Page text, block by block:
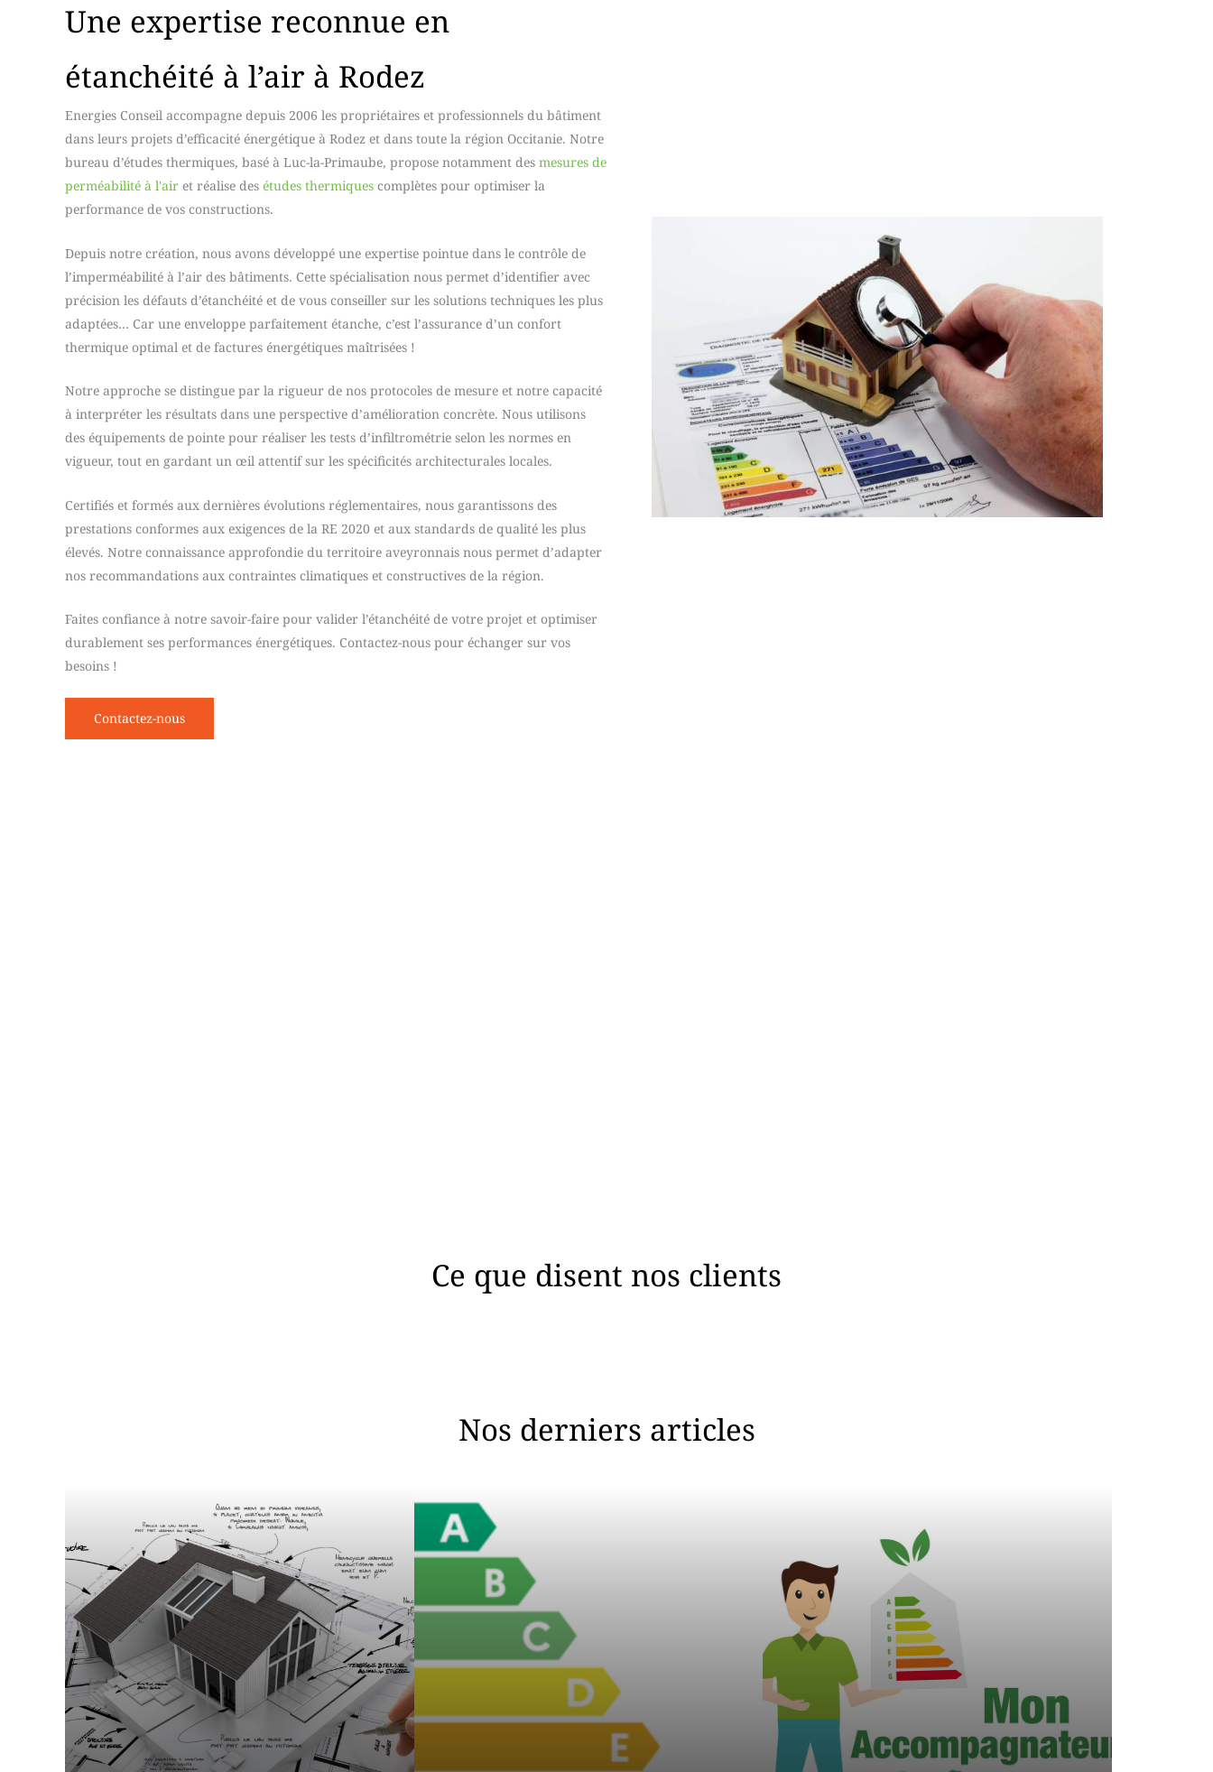
Une expertise reconnue en
étanchéité à l’air à Rodez
Energies Conseil accompagne depuis 2006 les propriétaires et professionnels du bâtiment
dans leurs projets d’efficacité énergétique à Rodez et dans toute la région Occitanie. Notre
bureau d’études thermiques, basé à Luc-la-Primaube, propose notamment des mesures de
perméabilité à l'air et réalise des études thermiques complètes pour optimiser la
performance de vos constructions.
Depuis notre création, nous avons développé une expertise pointue dans le contrôle de
l’imperméabilité à l’air des bâtiments. Cette spécialisation nous permet d’identifier avec
précision les défauts d’étanchéité et de vous conseiller sur les solutions techniques les plus
adaptées… Car une enveloppe parfaitement étanche, c’est l’assurance d’un confort
thermique optimal et de factures énergétiques maîtrisées !
Notre approche se distingue par la rigueur de nos protocoles de mesure et notre capacité
à interpréter les résultats dans une perspective d’amélioration concrète. Nous utilisons
des équipements de pointe pour réaliser les tests d’infiltrométrie selon les normes en
vigueur, tout en gardant un œil attentif sur les spécificités architecturales locales.
Certifiés et formés aux dernières évolutions réglementaires, nous garantissons des
prestations conformes aux exigences de la RE 2020 et aux standards de qualité les plus
élevés. Notre connaissance approfondie du territoire aveyronnais nous permet d’adapter
nos recommandations aux contraintes climatiques et constructives de la région.
Faites confiance à notre savoir-faire pour valider l’étanchéité de votre projet et optimiser
durablement ses performances énergétiques. Contactez-nous pour échanger sur vos
besoins !
Contactez-nous
Ce que disent nos clients
Nos derniers articles